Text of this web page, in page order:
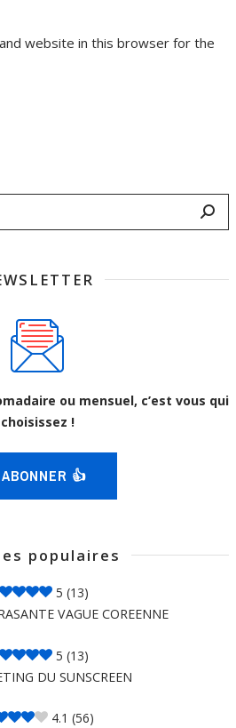
website in this browser for the
ou mensuel, c’est vous qui
choisissez !
👍
populaires
5 (13)
VAGUE COREENNE
5 (13)
DU SUNSCREEN
4.1 (56)